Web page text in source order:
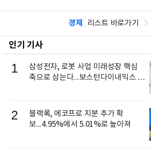
경제 리스트 바로가기
인기 기사
1
삼성전자, 로봇 사업 미래성장 핵심
축으로 삼는다...보스턴다이내믹스 출
2
블랙록, 에코프로 지분 추가 확
보...4.95%에서 5.01%로 높아져